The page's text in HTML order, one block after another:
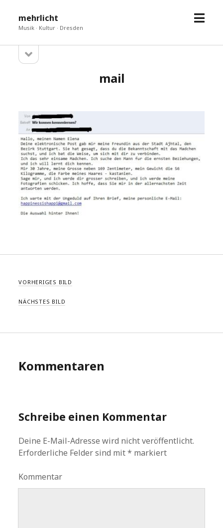
mehrlicht
Musik · Kultur · Dresden
Menü
Sidebar
öffnen
mail
VORHERIGES BILD
NÄCHSTES BILD
Kommentaren
Schreibe einen Kommentar
Deine E-Mail-Adresse wird nicht veröffentlicht.
Erforderliche Felder sind mit* markiert
Kommentar